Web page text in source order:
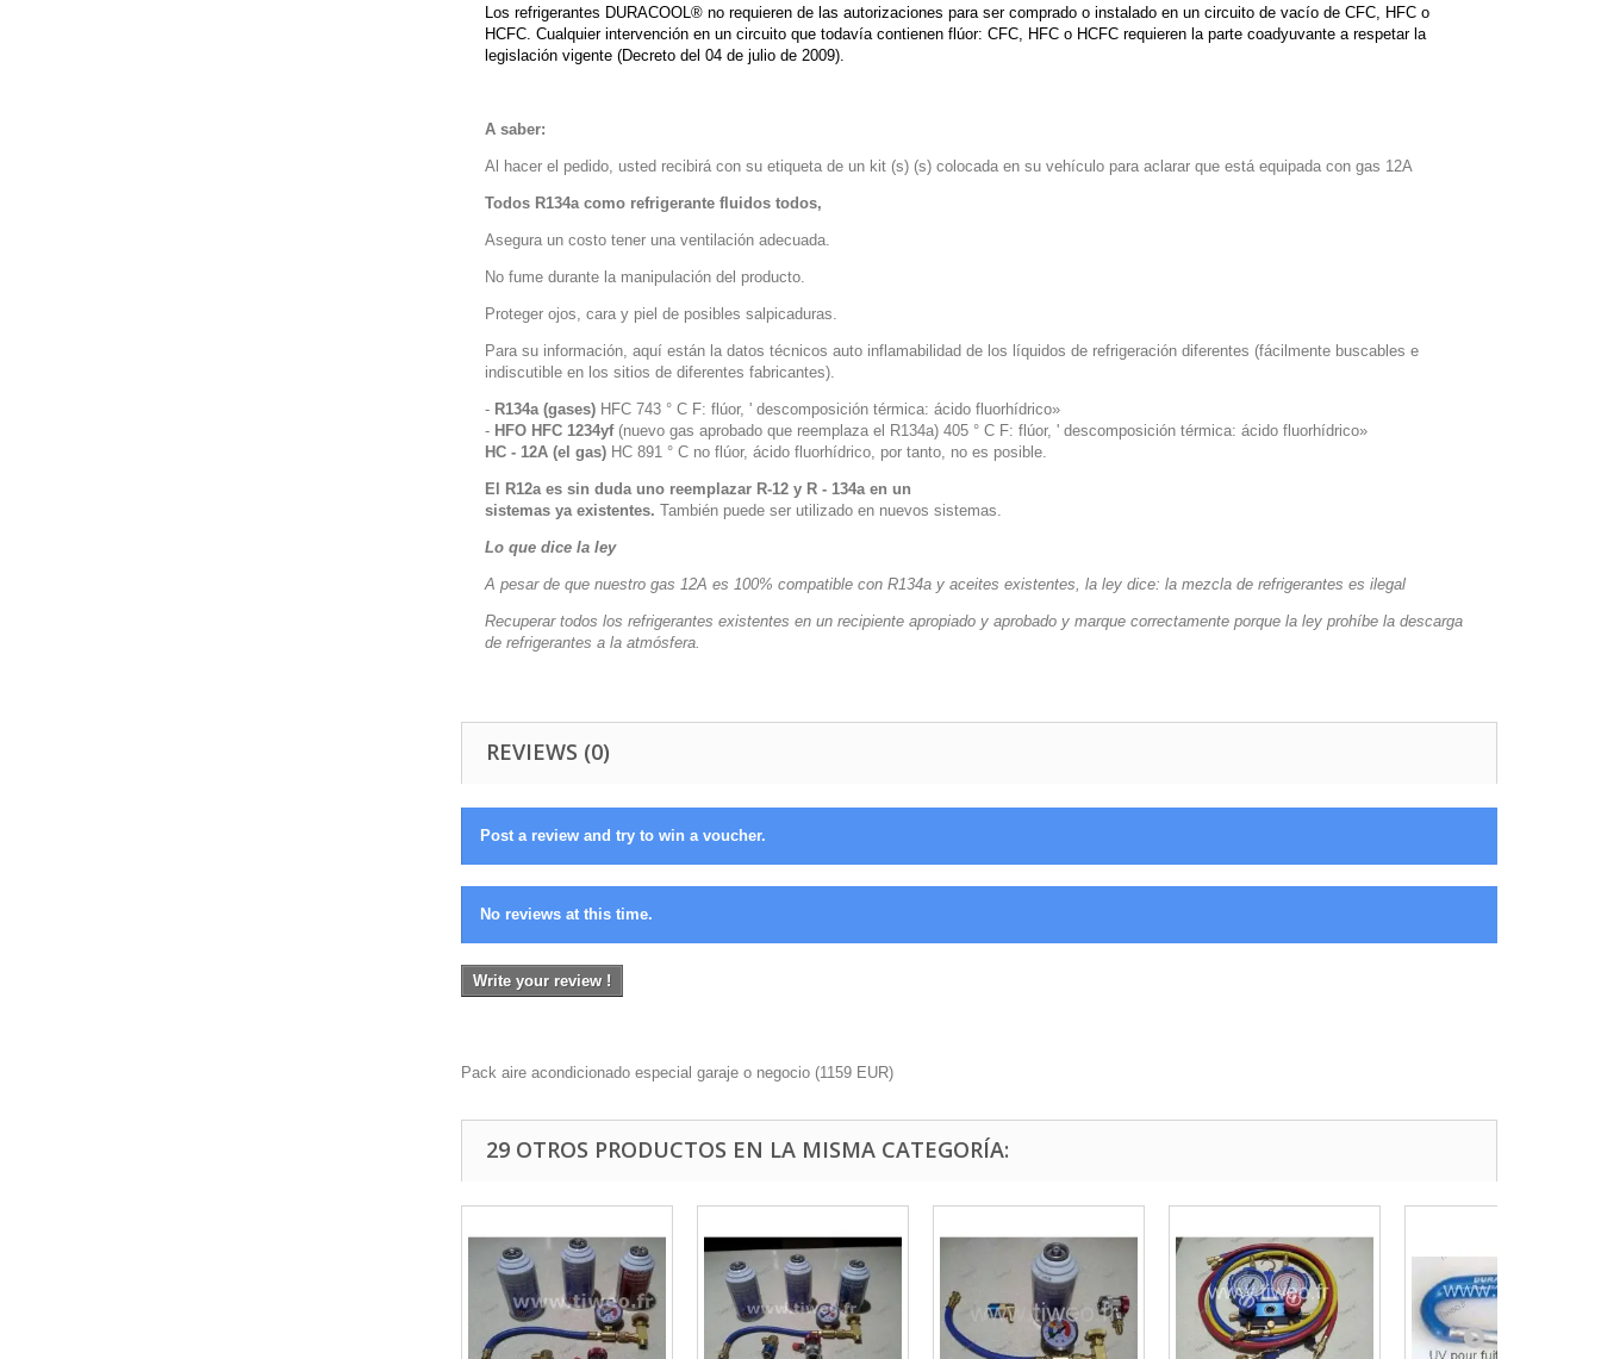
Los refrigerantes DURACOOL® no requieren de las autorizaciones para ser comprado o instalado en un circuito de vacío de CFC, HFC o
HCFC. Cualquier intervención en un circuito que todavía contienen flúor: CFC, HFC o HCFC requieren la parte coadyuvante a respetar la
legislación vigente (Decreto del 04 de julio de 2009).
A saber:
Al hacer el pedido, usted recibirá con su etiqueta de un kit (s) (s) colocada en su vehículo para aclarar que está equipada con gas 12A
Todos R134a como refrigerante fluidos todos,
Asegura un costo tener una ventilación adecuada.
No fume durante la manipulación del producto.
Proteger ojos, cara y piel de posibles salpicaduras.
Para su información, aquí están la datos técnicos auto inflamabilidad de los líquidos de refrigeración diferentes (fácilmente buscables e
indiscutible en los sitios de diferentes fabricantes).
- R134a (gases) HFC 743 ° C F: flúor, ' descomposición térmica: ácido fluorhídrico»
- HFO HFC 1234yf(nuevo gas aprobado que reemplaza el R134a) 405 ° C F: flúor, ' descomposición térmica: ácido fluorhídrico»
HC - 12A (el gas) HC 891 ° C no flúor, ácido fluorhídrico, por tanto, no es posible.
El R12a es sin duda uno reemplazar R-12 y R - 134a en un
sistemas ya existentes. También puede ser utilizado en nuevos sistemas.
Lo que dice la ley
A pesar de que nuestro gas 12A es 100% compatible con R134a y aceites existentes, la ley dice: la mezcla de refrigerantes es ilegal
Recuperar todos los refrigerantes existentes en un recipiente apropiado y aprobado y marque correctamente porque la ley prohíbe la descarga
de refrigerantes a la atmósfera.
REVIEWS (0)
Post a review and try to win a voucher.
No reviews at this time.
Write your review !
Pack aire acondicionado especial garaje o negocio (1159 EUR)
29 OTROS PRODUCTOS EN LA MISMA CATEGORÍA: